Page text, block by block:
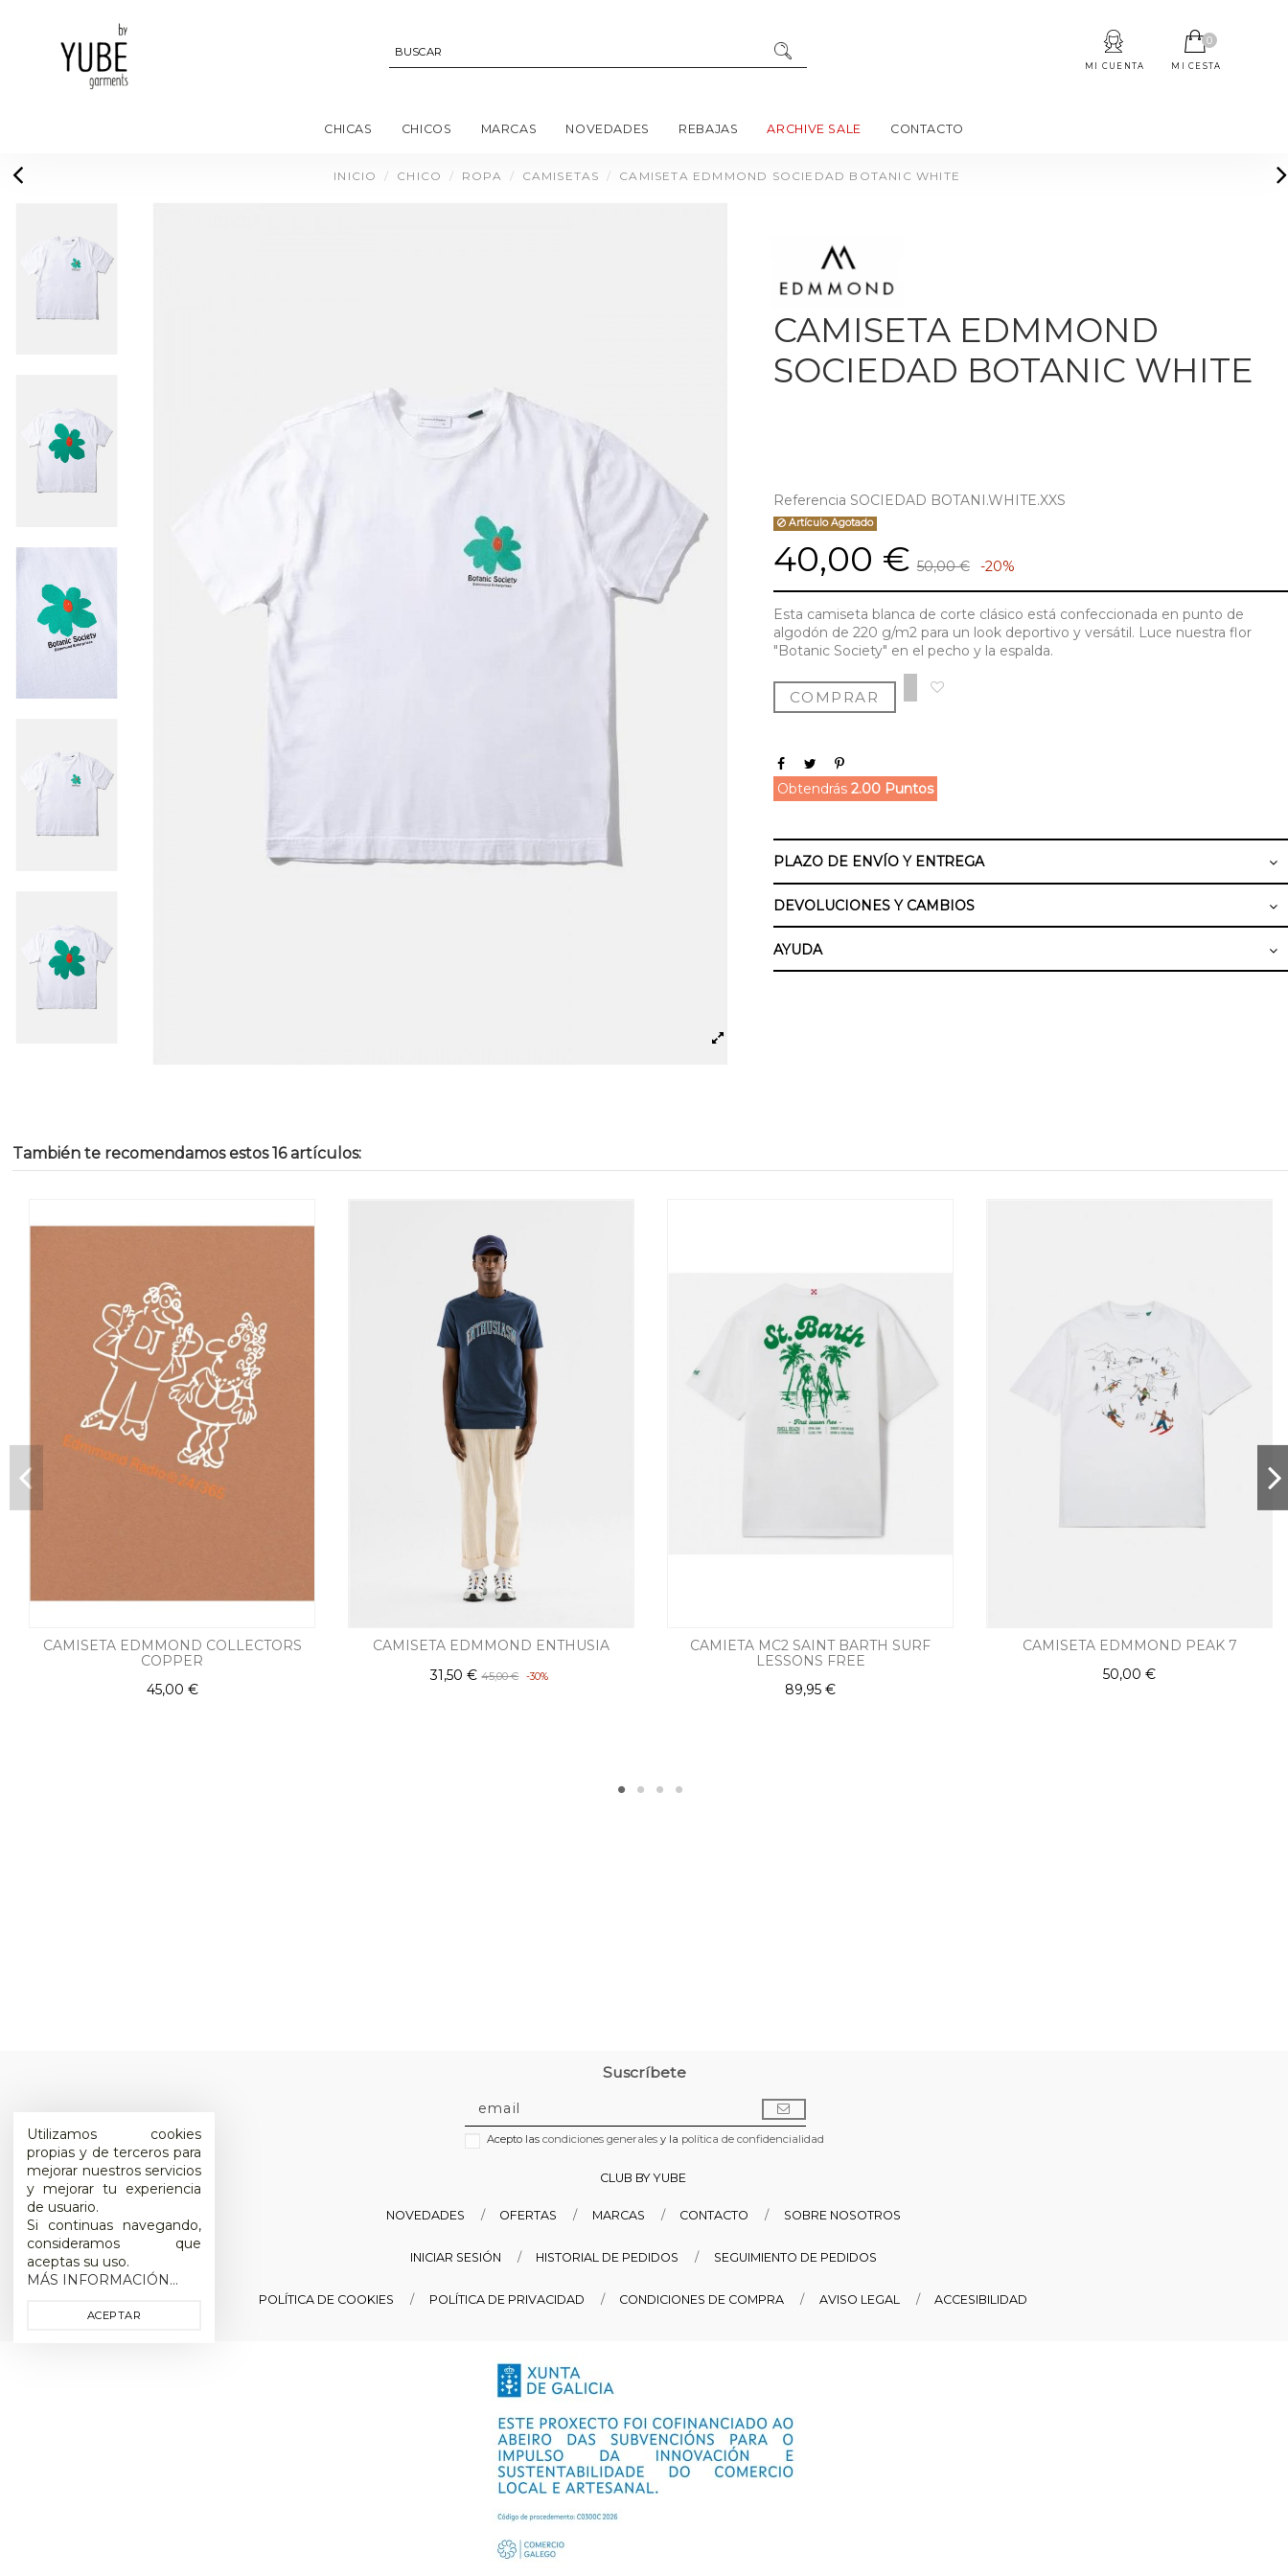
MI CUENTA
0
MI CESTA
CHICAS CHICOS MARCAS NOVEDADES REBAJAS ARCHIVE SALE CONTACTO
INICIO CHICO ROPA CAMISETAS CAMISETA EDMMOND SOCIEDAD BOTANIC WHITE
CAMISETA EDMMOND
SOCIEDAD BOTANIC WHITE
Referencia SOCIEDAD BOTANI.WHITE.XXS
Artículo Agotado
40,00 € 50,00 € -20%
Esta camiseta blanca de corte clásico está confeccionada en punto de
algodón de 220 g/m2 para un look deportivo y versátil. Luce nuestra flor
"Botanic Society" en el pecho y la espalda.
COMPRAR
Obtendrás2.00 Puntos
PLAZO DE ENVÍO Y ENTREGA
DEVOLUCIONES Y CAMBIOS
AYUDA
También te recomendamos estos 16 artículos:
CAMISETA EDMMOND COLLECTORS
COPPER
45,00 €
CAMISETA EDMMOND ENTHUSIA
31,50 € 45,00 € -30%
CAMIETA MC2 SAINT BARTH SURF
LESSONS FREE
89,95 €
CAMISETA EDMMOND PEAK 7
50,00 €
Suscríbete
Acepto las condiciones generalesy la política de confidencialidad
CLUB BY YUBE
NOVEDADES OFERTAS MARCAS CONTACTO SOBRE NOSOTROS
INICIAR SESIÓN HISTORIAL DE PEDIDOS SEGUIMIENTO DE PEDIDOS
POLÍTICA DE COOKIES POLÍTICA DE PRIVACIDAD CONDICIONES DE COMPRA AVISO LEGAL ACCESIBILIDAD
Utilizamos cookies
propias y de terceros para
mejorar nuestros servicios
y mejorar tu experiencia
de usuario.
Si continuas navegando,
consideramos que
aceptas su uso.
MÁS INFORMACIÓN...
ACEPTAR